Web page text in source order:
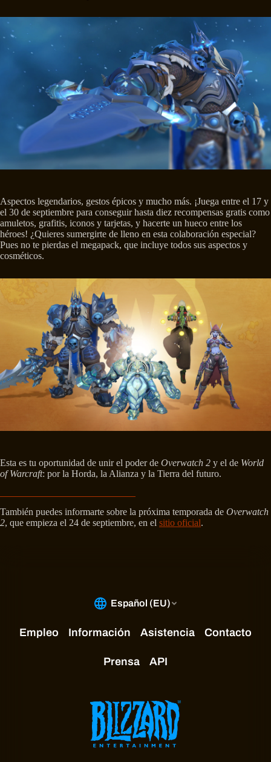
Aspectos legendarios, gestos épicos y mucho más. ¡Juega entre el 17 y
el 30 de septiembre para conseguir hasta diez recompensas gratis como
amuletos, grafitis, iconos y tarjetas, y hacerte un hueco entre los
héroes! ¿Quieres sumergirte de lleno en esta colaboración especial?
Pues no te pierdas el megapack, que incluye todos sus aspectos y
cosméticos.
Esta es tu oportunidad de unir el poder de Overwatch 2 y el de World
of Warcraft: por la Horda, la Alianza y la Tierra del futuro.
También puedes informarte sobre la próxima temporada de Overwatch
2, que empieza el 24 de septiembre, en el sitio oficial.